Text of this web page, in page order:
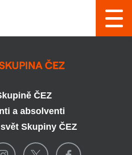
ČEZ
a absolventi
Skupiny ČEZ